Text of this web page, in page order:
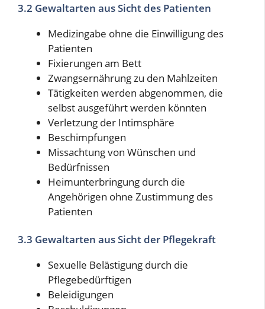
3.2 Gewaltarten aus Sicht des Patienten
Medizingabe ohne die Einwilligung des
Patienten
Fixierungen am Bett
Zwangsernährung zu den Mahlzeiten
Tätigkeiten werden abgenommen, die
selbst ausgeführt werden könnten
Verletzung der Intimsphäre
Beschimpfungen
Missachtung von Wünschen und
Bedürfnissen
Heimunterbringung durch die
Angehörigen ohne Zustimmung des
Patienten
3.3 Gewaltarten aus Sicht der Pflegekraft
Sexuelle Belästigung durch die
Pflegebedürftigen
Beleidigungen